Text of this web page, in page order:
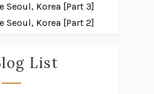
Seoul, Korea [Part 3]
Seoul, Korea [Part 2]
List